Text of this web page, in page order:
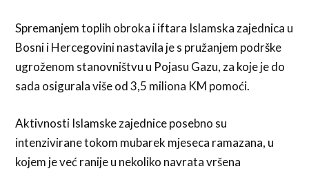
Spremanjem toplih obroka i iftara Islamska zajednica u
Bosni i Hercegovini nastavila je s pružanjem podrške
ugroženom stanovništvu u Pojasu Gazu, za koje je do
sada osigurala više od 3,5 miliona KM pomoći.
Aktivnosti Islamske zajednice posebno su
intenzivirane tokom mubarek mjeseca ramazana, u
kojem je već ranije u nekoliko navrata vršena